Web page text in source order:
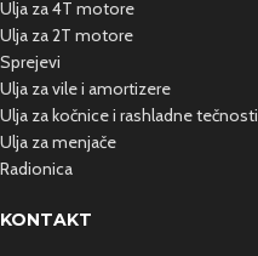
Ulja za 4T motore
Ulja za 2T motore
Sprejevi
Ulja za vile i amortizere
Ulja za kočnice i rashladnetečnosti
Ulja za menjače
Radionica
KONTAKT